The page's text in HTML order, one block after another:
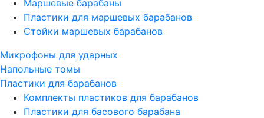
Маршевые барабаны
Пластики для маршевых барабанов
Стойки маршевых барабанов
Микрофоны для ударных
Напольные томы
Пластики для барабанов
Комплекты пластиков для барабанов
Пластики для басового барабана